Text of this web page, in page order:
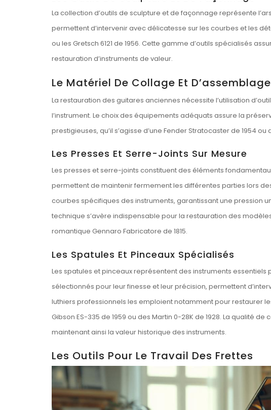
La collection d’outils de sculpture et de façonnage représente
permettent d’intervenir avec délicatesse sur les courbes et les
ou les Gretsch 6121 de 1956. Cette gamme d’outils spécialisés
restauration d’instruments de valeur.
Le Matériel De Collage Et D’assemblage
La restauration des guitares anciennes nécessite l’utilisation
l’instrument. Le choix des équipements adéquats assure la
prestigieuses, qu’il s’agisse d’une Fender Stratocaster de 1954 ou
Les Presses Et Serre-Joints Sur Mesure
Les presses et serre-joints constituent des éléments
permettent de maintenir fermement les différentes parties lors
courbes spécifiques des instruments, garantissant une pression
technique s’avère indispensable pour la restauration des
romantique Gennaro Fabricatore de 1815.
Les Spatules Et Pinceaux Spécialisés
Les spatules et pinceaux représentent des instruments essentiels
sélectionnés pour leur finesse et leur précision, permettent
luthiers professionnels les emploient notamment pour restaurer
Gibson ES-335 de 1959 ou des Martin 0-28K de 1928. La qualité
maintenant ainsi la valeur historique des instruments.
Les Outils Pour Le Travail Des Frettes